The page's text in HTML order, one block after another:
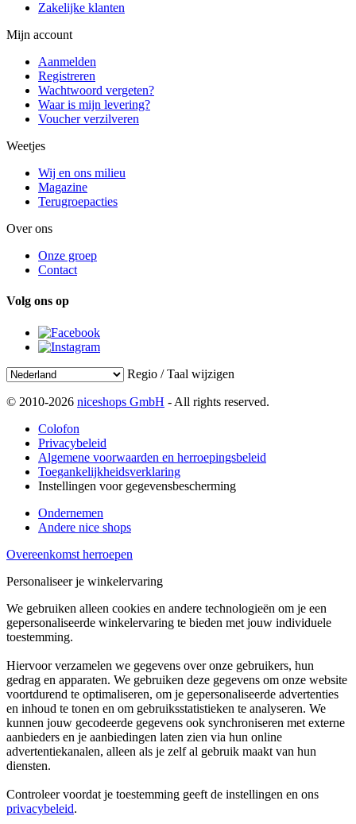
Zakelijke klanten
Mijn account
Aanmelden
Registreren
Wachtwoord vergeten?
Waar is mijn levering?
Voucher verzilveren
Weetjes
Wij en ons milieu
Magazine
Terugroepacties
Over ons
Onze groep
Contact
Volg ons op
Regio / Taal wijzigen
© 2010-2026 niceshops GmbH - All rights reserved.
Colofon
Privacybeleid
Algemene voorwaarden en herroepingsbeleid
Toegankelijkheidsverklaring
Instellingen voor gegevensbescherming
Ondernemen
Andere nice shops
Overeenkomst herroepen
Personaliseer je winkelervaring
We gebruiken alleen cookies en andere technologieën om je een
gepersonaliseerde winkelervaring te bieden met jouw individuele
toestemming.
Hiervoor verzamelen we gegevens over onze gebruikers, hun
gedrag en apparaten. We gebruiken deze gegevens om onze website
voortdurend te optimaliseren, om je gepersonaliseerde advertenties
en inhoud te tonen en om gebruiksstatistieken te analyseren. We
kunnen jouw gecodeerde gegevens ook synchroniseren met externe
aanbieders en je aanbiedingen laten zien via hun online
advertentiekanalen, alleen als je zelf al gebruik maakt van hun
diensten.
Controleer voordat je toestemming geeft de instellingen en ons
privacybeleid.